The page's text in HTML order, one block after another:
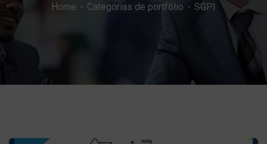
Home Categorias de portfólio SGPI